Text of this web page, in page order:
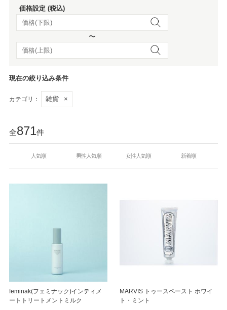
価格設定 (税込)
〜
現在の絞り込み条件
カテゴリ： 雑貨 ×
全871件
人気順 男性人気順 女性人気順 新着順
feminak(フェミナック)インティメ
ートトリートメントミルク
MARVIS トゥースペースト ホワイ
ト・ミント